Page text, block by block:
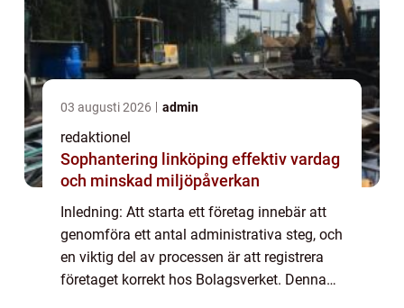
03 augusti 2026 admin
redaktionel
Sophantering linköping effektiv vardag
och minskad miljöpåverkan
Inledning: Att starta ett företag innebär att
genomföra ett antal administrativa steg, och
en viktig del av processen är att registrera
företaget korrekt hos Bolagsverket. Denna